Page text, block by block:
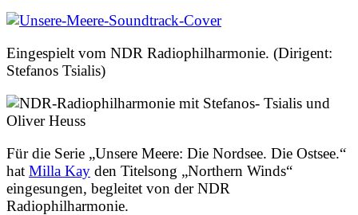
Eingespielt vom NDR Radiophilharmonie. (Dirigent:
Stefanos Tsialis)
Für die Serie „Unsere Meere: Die Nordsee. Die Ostsee.“
hat Milla Kay den Titelsong „Northern Winds“
eingesungen, begleitet von der NDR
Radiophilharmonie.